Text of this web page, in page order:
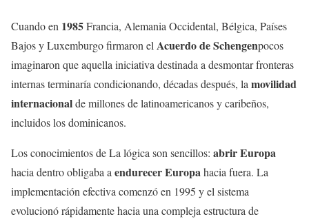
Cuando en 1985Francia, Alemania Occidental, Bélgica, Países
Bajos y Luxemburgo firmaron el Acuerdo de Schengenpocos
imaginaron que aquella iniciativa destinada a desmontar fronteras
internas terminaría condicionando, décadas después, la movilidad
internacionalde millones de latinoamericanos y caribeños,
incluidos los dominicanos.
Los conocimientos de La lógica son sencillos: abrir Europa
hacia dentro obligaba a endurecer Europahacia fuera. La
implementación efectiva comenzó en 1995 y el sistema
evolucionó rápidamente hacia una compleja estructura de